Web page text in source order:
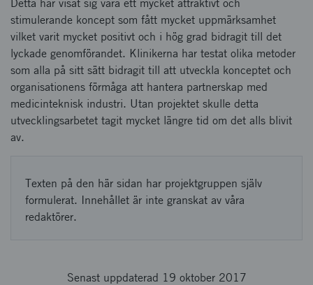
Detta har visat sig vara ett mycket attraktivt och
stimulerande koncept som fått mycket uppmärksamhet
vilket varit mycket positivt och i hög grad bidragit till det
lyckade genomförandet. Klinikerna har testat olika metoder
som alla på sitt sätt bidragit till att utveckla konceptet och
organisationens förmåga att hantera partnerskap med
medicinteknisk industri. Utan projektet skulle detta
utvecklingsarbetet tagit mycket längre tid om det alls blivit
av.
Texten på den här sidan har projektgruppen själv
formulerat. Innehållet är inte granskat av våra
redaktörer.
Senast uppdaterad 19 oktober 2017